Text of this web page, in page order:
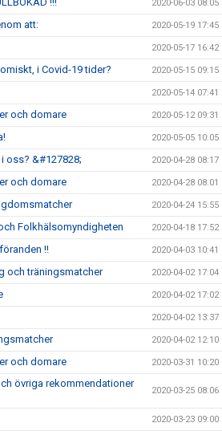
2020-06-03 08:05
att: 2020-05-19 17:45
2020-05-17 16:42
i Covid-19 tider? 2020-05-15 09:15
2020-05-14 07:41
och domare 2020-05-12 09:31
2020-05-05 10:05
oss? &#127828; 2020-04-28 08:17
och domare 2020-04-28 08:01
2020-04-24 15:55
Folkhälsomyndigheten 2020-04-18 17:52
!! 2020-04-03 10:41
och träningsmatcher 2020-04-02 17:04
2020-04-02 17:02
2020-04-02 13:37
2020-04-02 12:10
och domare 2020-03-31 10:20
övriga rekommendationer
2020-03-25 08:06
2020-03-23 09:00